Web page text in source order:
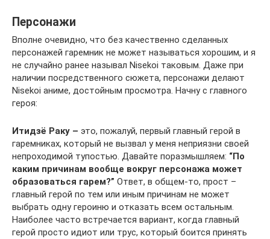
Персонажи
Вполне очевидно, что без качественно сделанных
персонажей гаремник не может называться хорошим, и я
не случайно ранее называл Nisekoi таковым. Даже при
наличии посредственного сюжета, персонажи делают
Nisekoi аниме, достойным просмотра. Начну с главного
героя:
Итидзё Раку – это, пожалуй, первый главный герой в
гаремниках, который не вызвал у меня неприязни своей
непроходимой тупостью. Давайте поразмышляем: “По
каким причинам вообще вокруг персонажа может
образоваться гарем?” Ответ, в общем-то, прост –
главный герой по тем или иным причинам не может
выбрать одну героиню и отказать всем остальным.
Наиболее часто встречается вариант, когда главный
герой просто идиот или трус, который боится принять